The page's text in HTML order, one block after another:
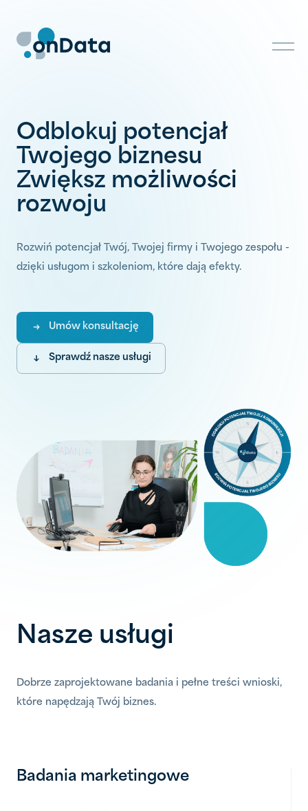
content
Odblokuj potencjał
Twojego biznesu
Zwiększ możliwości
rozwoju
Rozwiń potencjał Twój, Twojej firmy i Twojego zespołu -
dzięki usługom i szkoleniom, które dają efekty.
Sprawdź nasze usługi
Umów konsultację
Nasze usługi
Dobrze zaprojektowane badania i pełne treści wnioski,
które napędzają Twój biznes.
Badania marketingowe